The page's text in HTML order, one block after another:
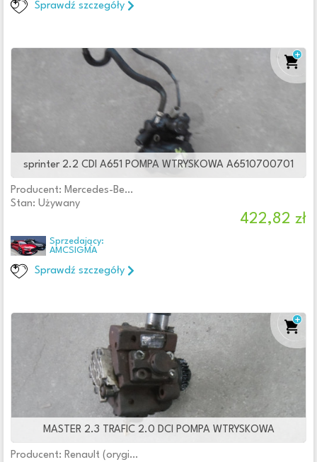
Sprawdź szczegóły
sprinter 2.2 CDI A651 POMPA WTRYSKOWA A6510700701
Producent: Mercedes-Benz (oryginalne OE)
Stan: Używany
422,82 zł
Sprzedający:
AMCSIGMA
Sprawdź szczegóły
MASTER 2.3 TRAFIC 2.0 DCI POMPA WTRYSKOWA
Producent: Renault (oryginalne OE)